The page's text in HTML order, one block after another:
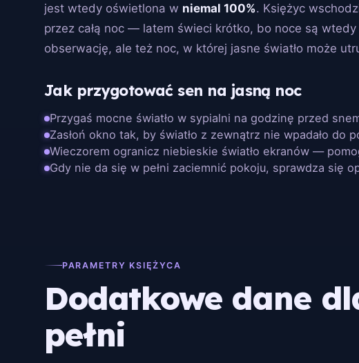
jest wtedy oświetlona w niemal 100%. Księżyc
przez całą noc — latem świeci krótko, bo noce są
obserwację, ale też noc, w której jasne światło może
Jak przygotować sen na jasną noc
Przygaś mocne światło w sypialni na godzinę przed
Zasłoń okno tak, by światło z zewnątrz nie wpadało do
Wieczorem ogranicz niebieskie światło ekranów —
Gdy nie da się w pełni zaciemnić pokoju, sprawdza się
PARAMETRY KSIĘŻYCA
Dodatkowe dane
pełni